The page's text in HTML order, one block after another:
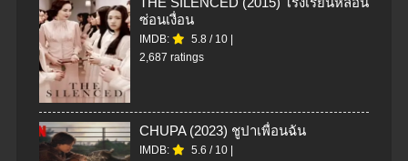
ซ่อนเงื่อน
IMDB: 5.8 / 10
2,687 ratings
CHUPA (2023) ชูปาเพื่อนฉัน
IMDB: 5.6 / 10